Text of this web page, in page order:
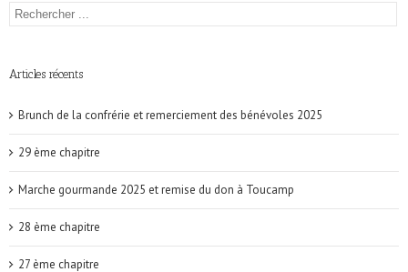
Articles récents
Brunch de la confrérie et remerciement des bénévoles 2025
29 ème chapitre
Marche gourmande 2025 et remise du don à Toucamp
28 ème chapitre
27 ème chapitre